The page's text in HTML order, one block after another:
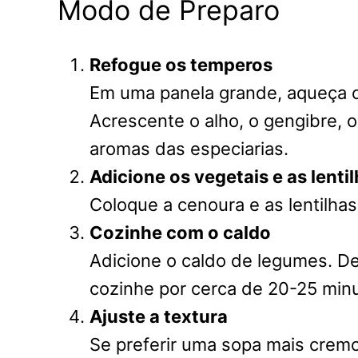
Modo de Preparo
Refogue os temperos
Em uma panela grande,
Acrescente o alho, o gengibre,
aromas das especiarias.
Adicione os vegetais e as
Coloque a cenoura e as
Cozinhe com o caldo
Adicione o caldo de legumes.
cozinhe por cerca de 20-25
Ajuste a textura
Se preferir uma sopa mais